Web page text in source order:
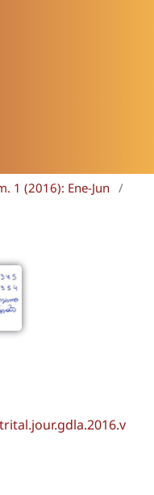
1 (2016): Ene-Jun
/